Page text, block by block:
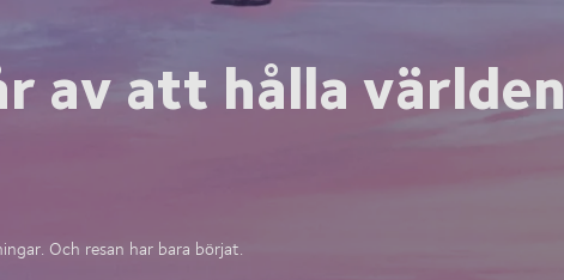
av att hålla världen
Och resan har bara börjat.